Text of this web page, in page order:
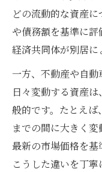
どの流動的な資産
や債務額を基準に
経済共同体が別居に
一方、不動産や自
日々変動する資産
般的です。たとえ
までの間に大きく
最新の市場価格を
こうした違いを丁